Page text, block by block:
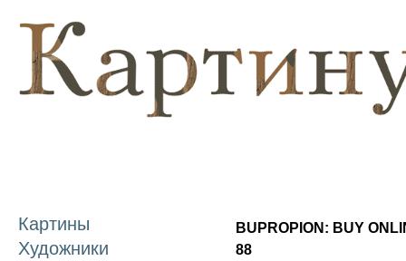
Картины
Художники
BUPROPION: BUY
88